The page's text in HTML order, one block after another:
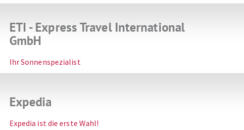
ETI - Express Travel International
GmbH
Ihr Sonnenspezialist
Expedia
Expedia ist die erste Wahl!